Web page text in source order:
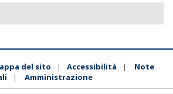
del sito | Accessibilità |
Note
| Amministrazione